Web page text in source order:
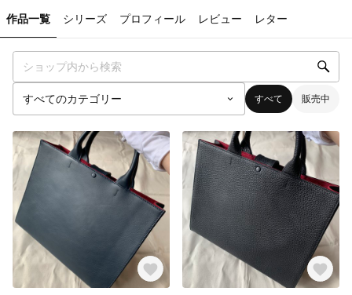
作品一覧 シリーズ プロフィール レビュー レター
すべて 販売中